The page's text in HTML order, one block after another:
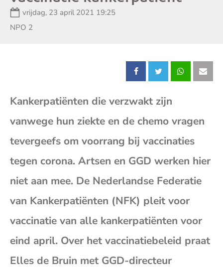
Datum:
vrijdag, 23 april 2021 19:25
Zender:
NPO 2
Deel
dit
bericht
op
Facebook
Deel
dit
bericht
op
X
Deel
bericht
op op
Kankerpatiënten die verzwakt zijn
vanwege hun ziekte en de chemo vragen
tevergeefs om voorrang bij vaccinaties
tegen corona. Artsen en GGD werken hier
niet aan mee. De Nederlandse Federatie
van Kankerpatiënten (NFK) pleit voor
vaccinatie van alle kankerpatiënten voor
eind april. Over het vaccinatiebeleid praat
Elles de Bruin met GGD-directeur